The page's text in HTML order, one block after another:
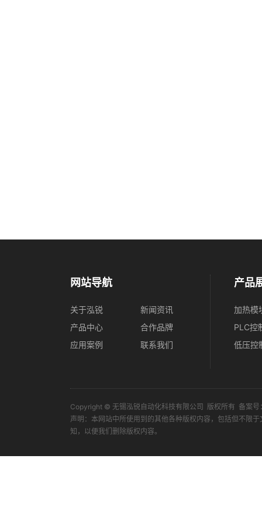
网站导航
关于泓锐
产品中心
应用案例
新闻资讯
合作品牌
联系我们
产品
加热模
PLC控
低压控
Copyright © 无锡泓锐自动化科技有限公司 版权所有 备案号
声明：本网站中所使用到的其他各种版权内容，包括但不限
知，以便我们删除版权内容。